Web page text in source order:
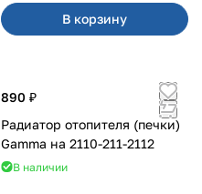
В корзину
890 ₽
Радиатор отопителя (печки)
Gamma на 2110-211-2112
В наличии